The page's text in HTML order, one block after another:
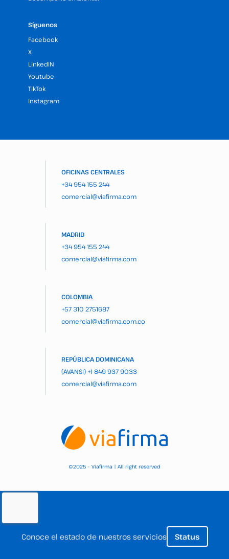
Síguenos
Facebook
X
LinkedIN
Youtube
TikTok
Instagram
OFICINAS CENTRALES
+34 954 155 244
comercial@viafirma.com
MADRID
+34 954 155 244
comercial@viafirma.com
COLOMBIA
+57 310 2751687
comercial@viafirma.com.co
REPÚBLICA DOMINICANA
(AVANSI) +1 849 937 9033
comercial@viafirma.com
©2025 – Viafirma | All right reserved
Conoce el estado de nuestros servicios Status